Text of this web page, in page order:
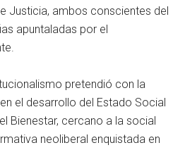
Justicia, ambos conscientes del
apuntaladas por el
pretendió con la
el desarrollo del Estado Social
Bienestar, cercano a la social
neoliberal enquistada en